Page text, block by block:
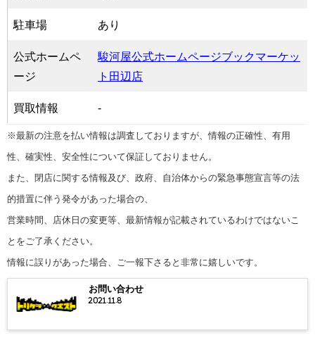
駐車場 あり
公式ホームペ
ージ
駿河屋公式ホームページブックマーケッ
ト田辺店
買取情報 -
※最新の注意を払い情報は調査しておりますが、情報の正確性、有用
性、確実性、安全性について保証しておりません。
また、閉店に関する情報及び、政府、自治体からの緊急事態宣言等の法
的措置に伴う発令があった場合の、
営業時間、店休日の変更等、最新情報が記載されているわけではないこ
とをご了承ください。
情報に誤りがあった場合、ご一報下さると非常に嬉しいです。
お問い合わせ
2021.11.8